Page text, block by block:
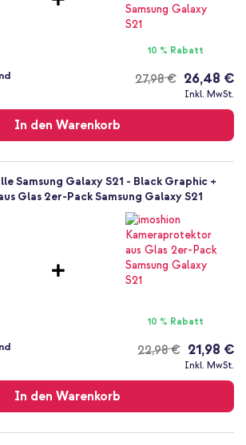
Soft Case
Seite
10 % Rabatt
27,98 € 26,48 €
Inkl. MwSt.
In den Warenkorb
Samsung Galaxy S21 - Black Graphic +
Glas 2er-Pack Samsung Galaxy S21
10 % Rabatt
22,98 € 21,98 €
Inkl. MwSt.
In den Warenkorb